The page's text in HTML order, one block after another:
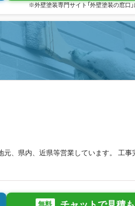
※外壁塗装専門サイト「外壁塗装の窓口
、県内、近県等営業しています。 工事
無料